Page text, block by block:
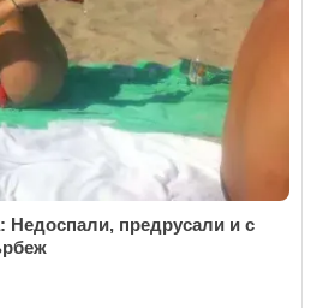
Недоспали, предрусали и с